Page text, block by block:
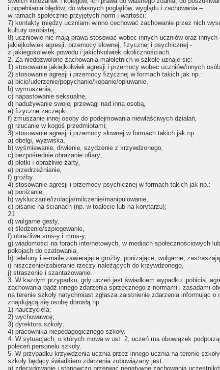
i popełniania błędów, do własnych poglądów, wyglądu i zachowania –
w ramach społecznie przyjętych norm i wartości;
7) kontakty między uczniami winno cechować zachowanie przez nich
kultury osobistej;
8) uczniowie nie mają prawa stosować wobec innych uczniów oraz innych
jakiejkolwiek agresji, przemocy słownej, fizycznej i psychicznej -
z jakiegokolwiek powodu i jakichkolwiek okolicznościach.
2. Za niedozwolone zachowania małoletnich w szkole uznaje się:
1) stosowanie jakiejkolwiek agresji i przemocy wobec uczniów/innych
2) stosowanie agresji i przemocy fizycznej w formach takich jak np.:
a) bicie/uderzenie/popychanie/kopanie/opluwanie,
b) wymuszenia,
c) napastowanie seksualne,
d) nadużywanie swojej przewagi nad inną osobą,
e) fizyczne zaczepki,
f) zmuszanie innej osoby do podejmowania niewłaściwych działań,
g) rzucanie w kogoś przedmiotami;
3) stosowanie agresji i przemocy słownej w formach takich jak np.:
a) obelgi, wyzwiska,
b) wyśmiewanie, drwienie, szydzenie z krzywdzonego,
c) bezpośrednie obrażanie ofiary;
d) plotki i obraźliwe żarty,
e) przedrzeźnianie,
f) groźby.
4) stosowanie agresji i przemocy psychicznej w formach takich jak np.:
a) poniżanie,
b) wykluczanie/izolacja/milczenie/manipulowanie,
c) pisanie na ścianach (np. w toalecie lub na korytarzu);
21
d) wulgarne gesty,
e) śledzenie/szpiegowanie,
f) obraźliwe sms-y i mms-y,
g) wiadomości na forach internetowych, w mediach społecznościowych
pokojach do czatowania,
h) telefony i e-maile zawierające groźby, poniżające, wulgarne,
i) niszczenie/zabieranie rzeczy należących do krzywdzonego,
j) straszenie i szantażowanie.
3. W każdym przypadku, gdy uczeń jest świadkiem wypadku, pobicia,
zachowania bądź innego zdarzenia sprzecznego z normami i zasadami
na terenie szkoły natychmiast zgłasza zaistnienie zdarzenia informując o
znajdującą się osobę dorosłą np. :
1) nauczyciela;
2) wychowawcę;
3) dyrektora szkoły;
4) pracownika niepedagogicznego szkoły.
4. W sytuacjach, o których mowa w ust. 2, uczeń ma obowiązek
poleceń personelu szkoły.
5. W przypadku krzywdzenia ucznia przez innego ucznia na terenie
szkoły będący świadkiem zdarzenia zobowiązany jest:
a) zdecydowanie i stanowczo przerwać negatywne zachowania